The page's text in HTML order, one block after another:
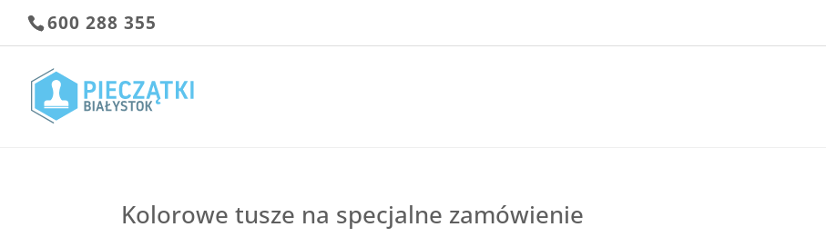
600 288 355
Kolorowe tusze na specjalne zamówienie